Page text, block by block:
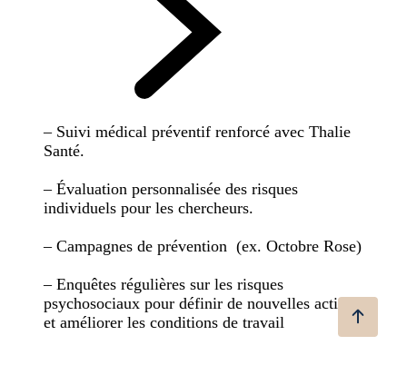
– Suivi médical préventif renforcé avec Thalie
Santé.
– Évaluation personnalisée des risques
individuels pour les chercheurs.
– Campagnes de prévention (ex. Octobre Rose)
– Enquêtes régulières sur les risques
psychosociaux pour définir de nouvelles actions
et améliorer les conditions de travail